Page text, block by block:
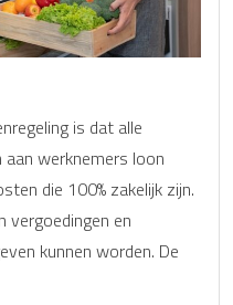
is dat alle
werknemers loon
die 100% zakelijk zijn.
vergoedingen en
kunnen worden. De